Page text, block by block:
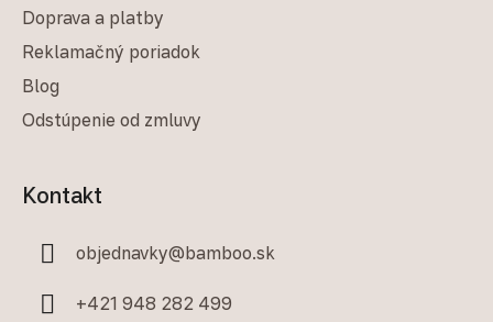
Doprava a platby
Reklamačný poriadok
Blog
Odstúpenie od zmluvy
Kontakt
objednavky@bamboo.sk
+421 948 282 499